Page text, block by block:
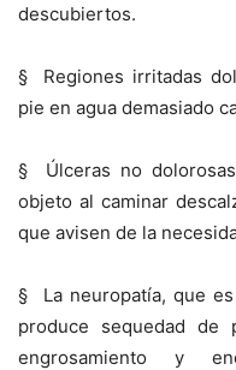
descubiertos.
§ Regiones irritadas
pie en agua demasiado
§ Úlceras no
objeto al caminar
que avisen de la
§ La neuropatía, que
produce sequedad
engrosamiento y